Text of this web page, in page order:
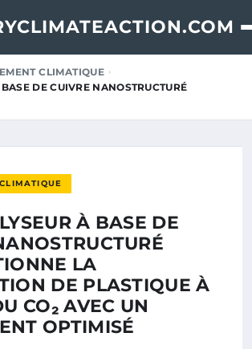
CLIMATIQUE
DE CUIVRE NANOSTRUCTURÉ
À BASE DE
LA
DE PLASTIQUE À
CO₂ AVEC UN
OPTIMISÉ